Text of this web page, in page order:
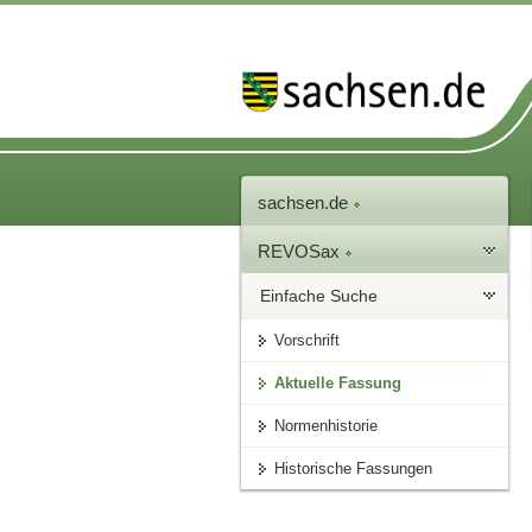
sachsen.de
REVOSax
Einfache Suche
Vorschrift
Aktuelle Fassung
Normenhistorie
Historische Fassungen